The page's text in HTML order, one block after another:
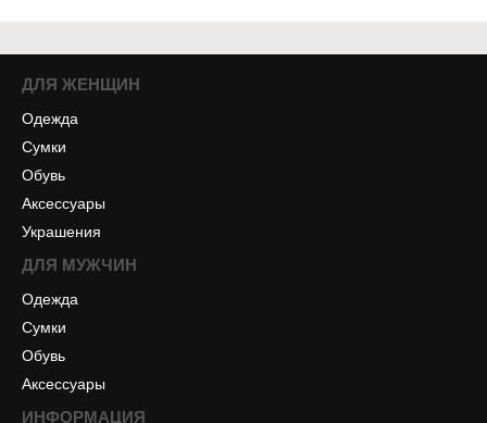
ДЛЯ ЖЕНЩИН
Одежда
Сумки
Обувь
Аксессуары
Украшения
ДЛЯ МУЖЧИН
Одежда
Сумки
Обувь
Аксессуары
ИНФОРМАЦИЯ